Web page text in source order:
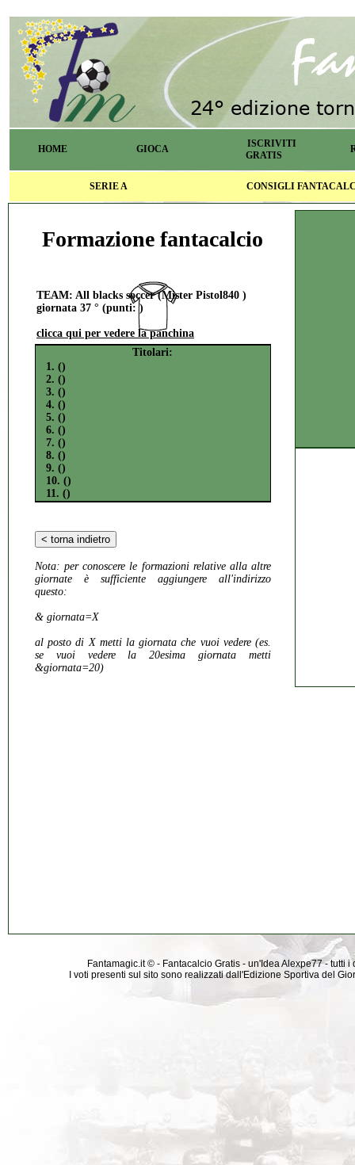
HOME GIOCA
ISCRIVITI
GRATIS
SERIE A CONSIGLI
Formazione fantacalcio
TEAM: All blacks soccer (Mister Pistol840 )
giornata 37 ° (punti: )
clicca qui per vedere la panchina
Titolari:
1. ()
2. ()
3. ()
4. ()
5. ()
6. ()
7. ()
8. ()
9. ()
10. ()
11. ()
Nota: per conoscere le formazioni relative alla altre
giornate è sufficiente aggiungere all'indirizzo
questo:
& giornata=X
al posto di X metti la giornata che vuoi vedere (es.
se vuoi vedere la 20esima giornata metti
&giornata=20)
Fantamagic.it © - Fantacalcio Gratis - un'Idea Alexpe77 -
I voti presenti sul sito sono realizzati dall'Edizione Sportiva del